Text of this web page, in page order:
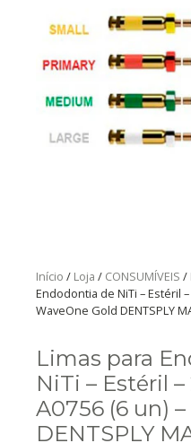
Início / Loja / CONSUMÍVEIS /
Endodontia de NiTi – Estéril
WaveOne Gold DENTSPLY
Limas para
NiTi – Estéril
A0756 (6 un)
DENTSPLY